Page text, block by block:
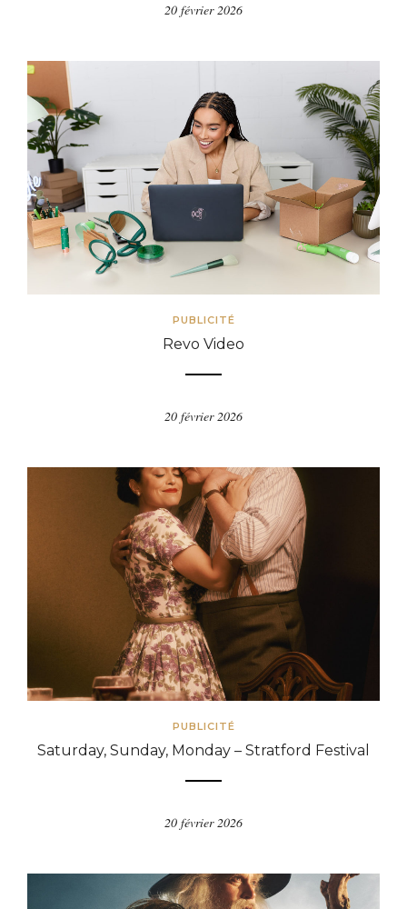
20 février 2026
PUBLICITÉ
Revo Video
20 février 2026
PUBLICITÉ
Saturday, Sunday, Monday – Stratford Festival
20 février 2026